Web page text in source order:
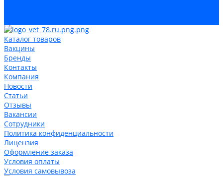
Каталог товаров
Вакцины
Бренды
Контакты
Компания
Новости
Статьи
Отзывы
Вакансии
Сотрудники
Политика конфиденциальности
Лицензия
Оформление заказа
Условия оплаты
Условия самовывоза